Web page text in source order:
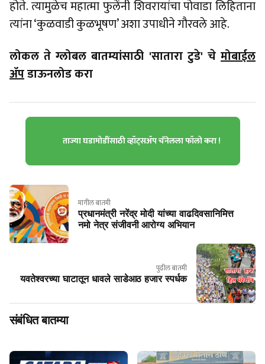
होते. त्यामुळेच महात्मा फुलेंनी शिवरायांचा पोवाडा लिहिताना
त्यांना ‘कुळवाडी कुळभूषण’ अशा उपाधीने गौरवले आहे.
लोकल ते ग्लोबल बातम्यांसाठी 'सातारा टुडे' चे मोबाईल
ॲपडाऊनलोड करा
ताज्या घडामोडींसाठी व्हॉट्सॲप चॅनेलला फॉलो करा !
मागील बातमी
प्रधानमंत्री नरेंद्र मोदी यांच्या वाढदिवसानिमित्त
नमो नेत्र संजीवनी आरोग्य अभियान
पुढील बातमी
यवतेश्वरच्या घाटातून धावले साडेआठ हजार स्पर्धक
संबंधित बातम्या